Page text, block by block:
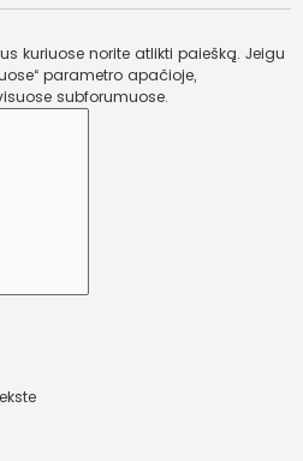
kuriuose norite atlikti paiešką. Jeigu
subforumuose.